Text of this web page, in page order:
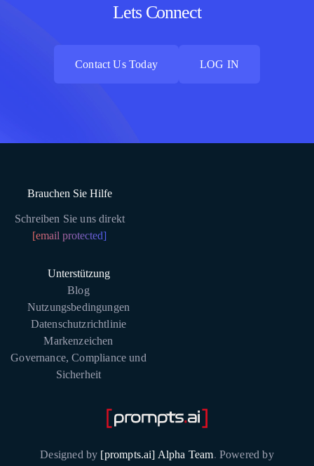
Lets Connect
Contact Us Today
LOG IN
Brauchen Sie Hilfe
Schreiben Sie uns direkt
[email protected]
Unterstützung
Blog
Nutzungsbedingungen
Datenschutzrichtlinie
Markenzeichen
Governance, Compliance und
Sicherheit
Designed by [prompts.ai] Alpha Team. Powered by